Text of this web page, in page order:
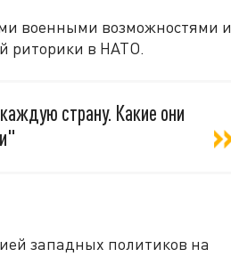
военными возможностями и
риторики в НАТО.
страну. Какие они
западных политиков на